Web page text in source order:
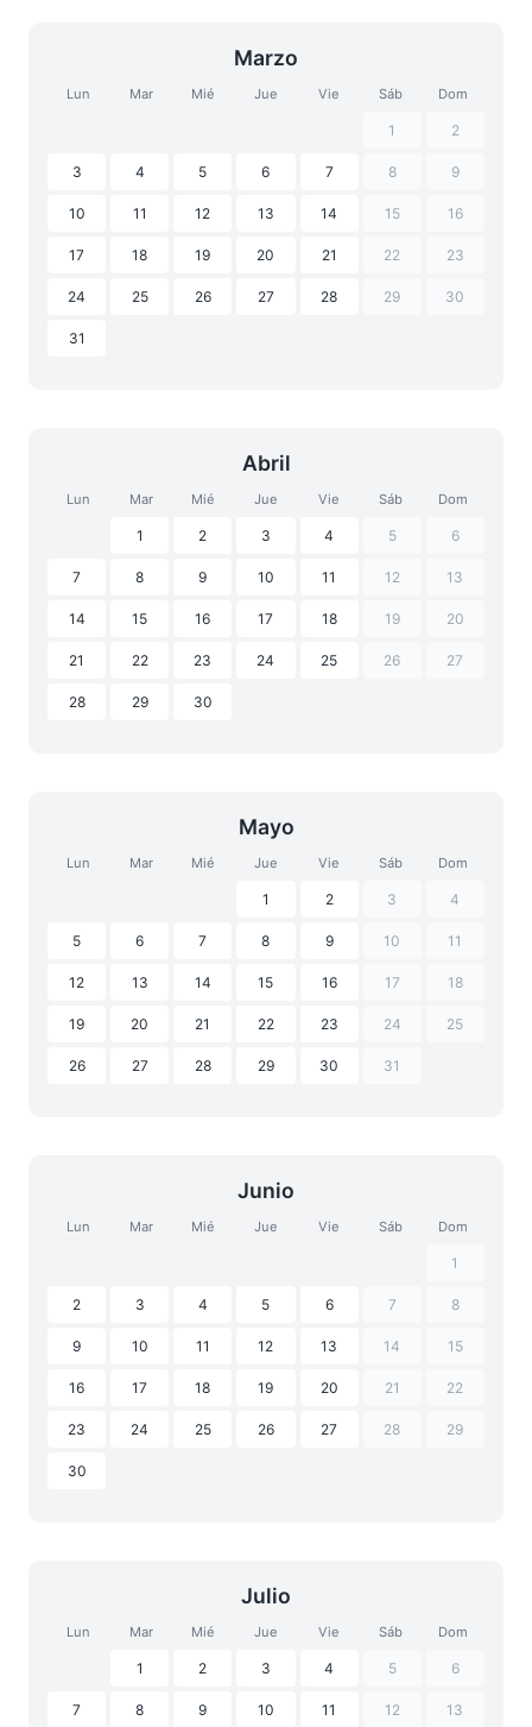
Marzo
Lun Mar Mié Jue Vie Sáb Dom
1 2
3 4 5 6 7 8 9
10 11 12 13 14 15 16
17 18 19 20 21 22 23
24 25 26 27 28 29 30
31
Abril
Lun Mar Mié Jue Vie Sáb Dom
1 2 3 4 5 6
7 8 9 10 11 12 13
14 15 16 17 18 19 20
21 22 23 24 25 26 27
28 29 30
Mayo
Lun Mar Mié Jue Vie Sáb Dom
1 2 3 4
5 6 7 8 9 10 11
12 13 14 15 16 17 18
19 20 21 22 23 24 25
26 27 28 29 30 31
Junio
Lun Mar Mié Jue Vie Sáb Dom
1
2 3 4 5 6 7 8
9 10 11 12 13 14 15
16 17 18 19 20 21 22
23 24 25 26 27 28 29
30
Julio
Lun Mar Mié Jue Vie Sáb Dom
1 2 3 4 5 6
7 8 9 10 11 12 13